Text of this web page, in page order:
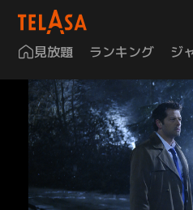
見放題 ランキング ジ